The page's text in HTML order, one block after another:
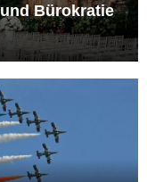
Bürokratie